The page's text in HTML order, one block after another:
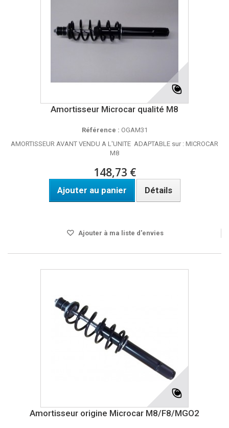
Amortisseur Microcar qualité M8
Référence : OGAM31
AMORTISSEUR AVANT VENDU A L'UNITE ADAPTABLE sur : MICROCAR
M8
148,73 €
Ajouter au panier Détails
Ajouter à ma liste d'envies
Amortisseur origine Microcar M8/F8/MGO2